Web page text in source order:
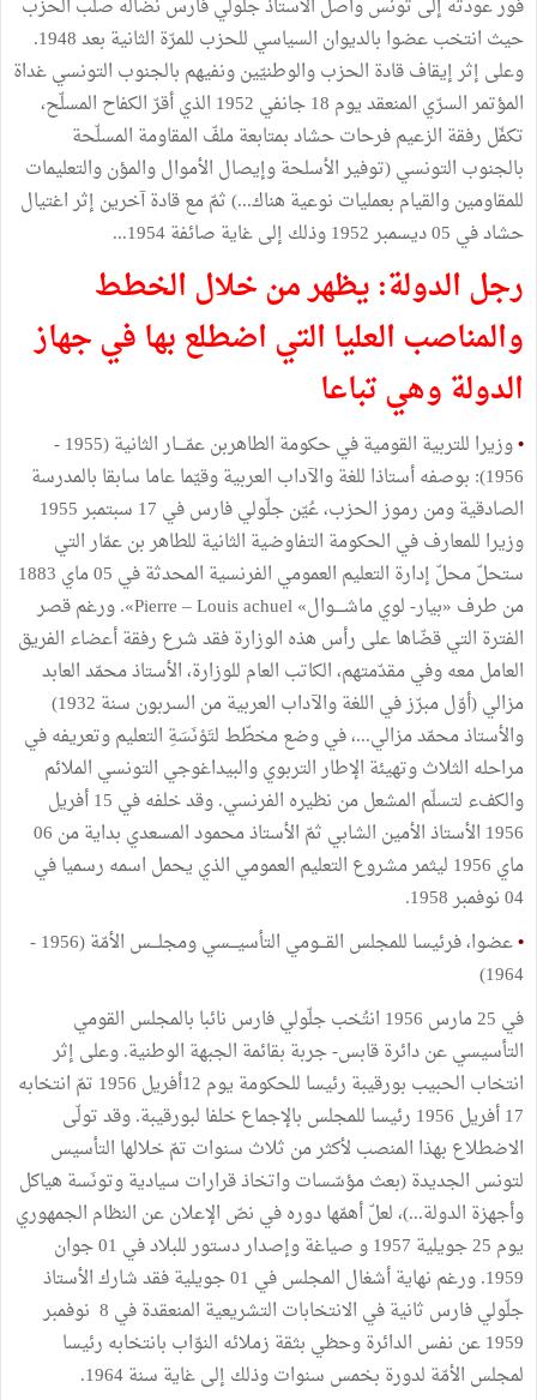
فور عودته إلى تونس واصل الأستاذ جلّولي فارس نضاله صلب الحزب
حيث انتخب عضوا بالديوان السياسي للحزب للمرّة الثانية بعد 1948.
وعلى إثر إيقاف قادة الحزب والوطنيّين ونفيهم بالجنوب التونسي غداة
المؤتمر السرّي المنعقد يوم 18 جانفي 1952 الذي أقرّ الكفاح المسلّح،
تكفّل رفقة الزعيم فرحات حشاد بمتابعة ملفّ المقاومة المسلّحة
بالجنوب التونسي (توفير الأسلحة وإيصال الأموال والمؤن والتعليمات
للمقاومين والقيام بعمليات نوعية هناك...) ثمّ مع قادة آخرين إثر اغتيال
حشاد في 05 ديسمبر 1952 وذلك إلى غاية صائفة 1954...
رجل الدولة: يظهر من خلال الخطط
والمناصب العليا التي اضطلع بها في جهاز
الدولة وهي تباعا
•
وزيرا للتربية القومية في حكومة الطاهربن عمّــــار الثانية (1955 -
1956): بوصفه أستاذا للغة والآداب العربية وقيّما عاما سابقا بالمدرسة
الصادقية ومن رموز الحزب، عُيّن جلّولي فارس في 17 سبتمبر 1955
وزيرا للمعارف في الحكومة التفاوضية الثانية للطاهر بن عمّار التي
ستحلّ محلّ إدارة التعليم العمومي الفرنسية المحدثة في 05 ماي 1883
من طرف «بيار- لوي ماشــــوال» Pierre – Louis achuel». ورغم قصر
الفترة التي قضّاها على رأس هذه الوزارة فقد شرع رفقة أعضاء الفريق
العامل معه وفي مقدّمتهم، الكاتب العام للوزارة، الأستاذ محمّد العابد
مزالي (أوّل مبرّز في اللغة والآداب العربية من السربون سنة 1932)
والأستاذ محمّد مزالي...، في وضع مخطّط لتَوْنَسَةِ التعليم وتعريفه في
مراحله الثلاث وتهيئة الإطار التربوي والبيداغوجي التونسي الملائم
والكفء لتسلّم المشعل من نظيره الفرنسي. وقد خلفه في 15 أفريل
1956 الأستاذ الأمين الشابي ثمّ الأستاذ محمود المسعدي بداية من 06
ماي 1956 ليثمر مشروع التعليم العمومي الذي يحمل اسمه رسميا في
04 نوفمبر 1958.
•
عضوا، فرئيسا للمجلس القـــومي التأسيـــسي ومجلـــس الأمّة (1956 -
1964)
في 25 مارس 1956 انتُخب جلّولي فارس نائبا بالمجلس القومي
التأسيسي عن دائرة قابس- جربة بقائمة الجبهة الوطنية. وعلى إثر
انتخاب الحبيب بورقيبة رئيسا للحكومة يوم 12أفريل 1956 تمّ انتخابه
17 أفريل 1956 رئيسا للمجلس بالإجماع خلفا لبورقيبة. وقد تولّى
الاضطلاع بهذا المنصب لأكثر من ثلاث سنوات تمّ خلالها التأسيس
لتونس الجديدة (بعث مؤسّسات واتخاذ قرارات سيادية وتونَسة هياكل
وأجهزة الدولة...)، لعلّ أهمّها دوره في نصّ الإعلان عن النظام الجمهوري
يوم 25 جويلية 1957 و صياغة وإصدار دستور للبلاد في 01 جوان
1959. ورغم نهاية أشغال المجلس في 01 جويلية فقد شارك الأستاذ
جلّولي فارس ثانية في الانتخابات التشريعية المنعقدة في 8 نوفمبر
1959 عن نفس الدائرة وحظي بثقة زملائه النوّاب بانتخابه رئيسا
لمجلس الأمّة لدورة بخمس سنوات وذلك إلى غاية سنة 1964.